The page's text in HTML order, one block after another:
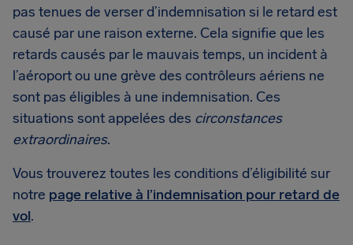
pas tenues de verser d’indemnisation si le retard est
causé par une raison externe. Cela signifie que les
retards causés par le mauvais temps, un incident à
l’aéroport ou une grève des contrôleurs aériens ne
sont pas éligibles à une indemnisation. Ces
situations sont appelées des circonstances
extraordinaires.
Vous trouverez toutes les conditions d’éligibilité sur
notre page relative à l’indemnisation pour retard de
vol.